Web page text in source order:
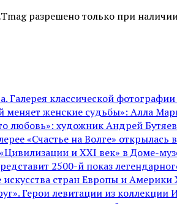
разрешено только при
Галерея классической
женские судьбы»: Алла
любовь»: художник Андрей
«Счастье на Волге»
и ХХI век» в Доме-
2500-й показ
искусства стран Европы и Америки
Герои левитации из коллекции